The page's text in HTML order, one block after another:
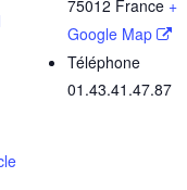
75012 France +
Google Map
Téléphone
01.43.41.47.87